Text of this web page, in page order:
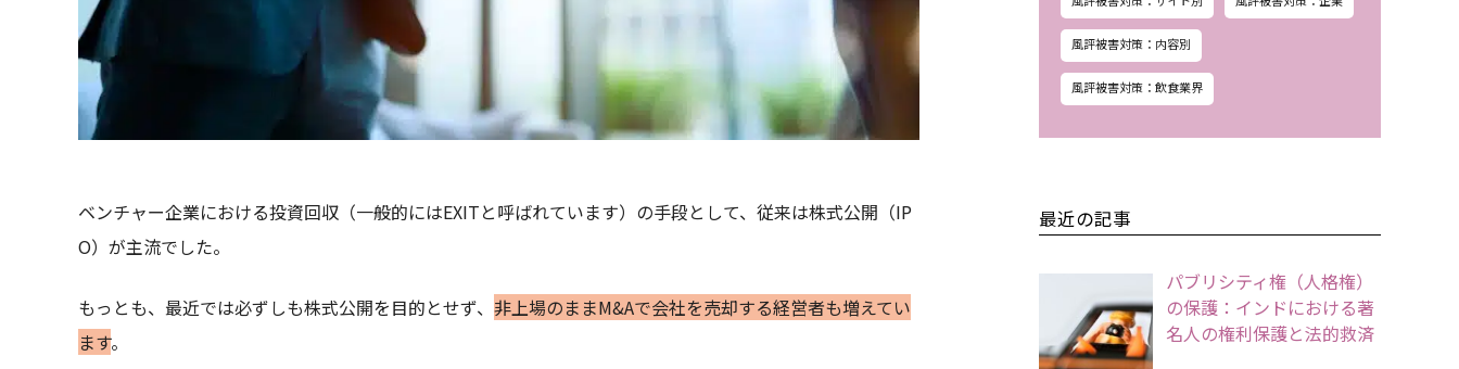
ベンチャー企業における投資回収（一般的にはEXITと呼ばれています）の手段として、従来は株式公開（IP
O）が主流でした。
もっとも、最近では必ずしも株式公開を目的とせず、 非上場のままM&Aで会社を売却する経営者も増えてい
ます。
風評被害対策：内容別
風評被害対策：飲食業界
最近の記事
パブリシティ権（人格権）
の保護：インドにおける著
名人の権利保護と法的救済